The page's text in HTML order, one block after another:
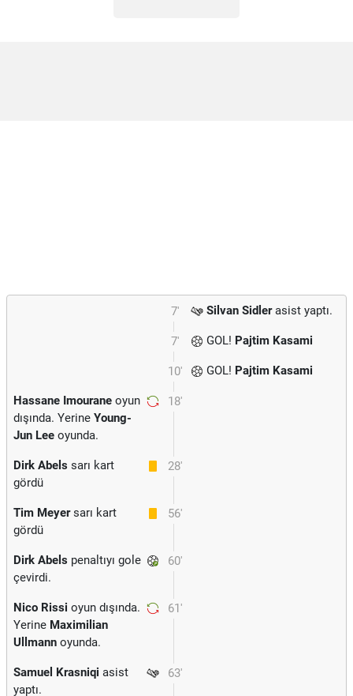
7' Silvan Sidlerasist yaptı.
7' GOL! Pajtim Kasami
10' GOL! Pajtim Kasami
18'
Hassane Imourane oyun
dışında. Yerine Young-
Jun Lee oyunda.
28'
Dirk Abels sarı kart
gördü
56'
Tim Meyersarı kart
gördü
60'
Dirk Abels penaltıyı gole
çevirdi.
61'
Nico Rissi oyun dışında.
Yerine Maximilian
Ullmann oyunda.
63'
Samuel Krasniqi asist
yaptı.